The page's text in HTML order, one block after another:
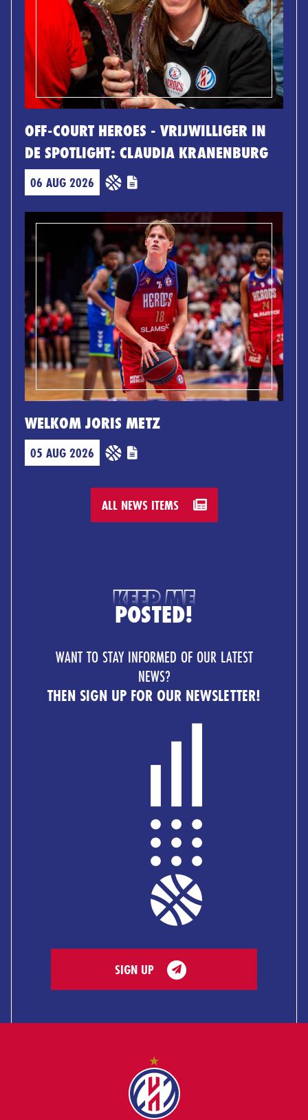
OFF-COURT HEROES - VRIJWILLIGER IN
DE SPOTLIGHT: CLAUDIA KRANENBURG
06 AUG 2026
WELKOM JORIS METZ
05 AUG 2026
ALL NEWS ITEMS
KEEP ME
POSTED!
WANT TO STAY INFORMED OF OUR LATEST
NEWS?
THEN SIGN UP FOR OUR NEWSLETTER!
SIGN UP